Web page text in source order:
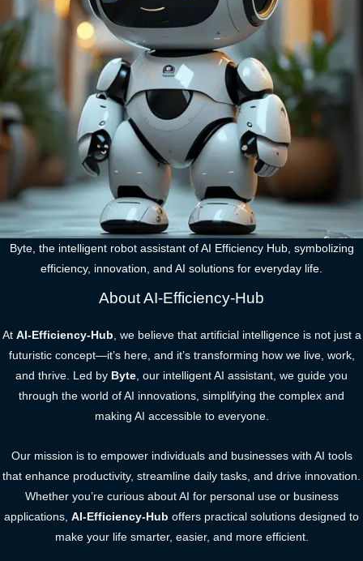
Byte, the intelligent robot assistant of AI Efficiency Hub, symbolizing
efficiency, innovation, and AI solutions for everyday life.
About AI-Efficiency-Hub
At AI-Efficiency-Hub, we believe that artificial intelligence is not just a
futuristic concept—it’s here, and it’s transforming how we live, work,
and thrive. Led by Byte, our intelligent AI assistant, we guide you
through the world of AI innovations, simplifying the complex and
making AI accessible to everyone.
Our mission is to empower individuals and businesses with AI tools
that enhance productivity, streamline daily tasks, and drive innovation.
Whether you’re curious about AI for personal use or business
applications, AI-Efficiency-Hub offers practical solutions designed to
make your life smarter, easier, and more efficient.